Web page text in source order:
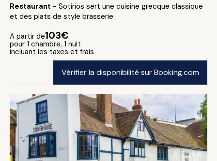
Restaurant - Sotirios sert une cuisine grecque classique
et des plats de style brasserie.
A partir de103€
pour 1 chambre, 1 nuit
incluant les taxes et frais
Vérifier la disponibilité sur Booking.com